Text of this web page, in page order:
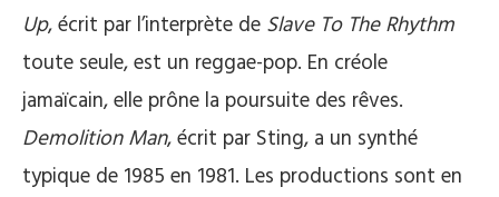
Up, écrit par l’interprète de Slave To The Rhythm
toute seule, est un reggae-pop. En créole
jamaïcain, elle prône la poursuite des rêves.
Demolition Man, écrit par Sting, a un synthé
typique de 1985 en 1981. Les productions sont en